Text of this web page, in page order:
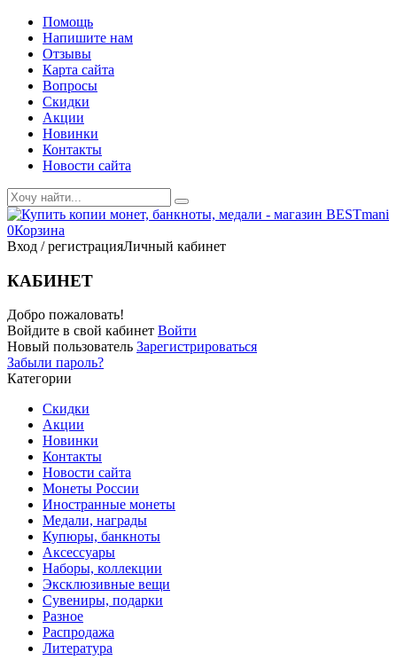
Помощь
Напишите нам
Отзывы
Карта сайта
Вопросы
Скидки
Акции
Новинки
Контакты
Новости сайта
0Корзина
Вход / регистрацияЛичный кабинет
КАБИНЕТ
Добро пожаловать!
Войдите в свой кабинет Войти
Новый пользователь Зарегистрироваться
Забыли пароль?
Категории
Скидки
Акции
Новинки
Контакты
Новости сайта
Монеты России
Иностранные монеты
Медали, награды
Купюры, банкноты
Аксессуары
Наборы, коллекции
Эксклюзивные вещи
Сувениры, подарки
Разное
Распродажа
Литература